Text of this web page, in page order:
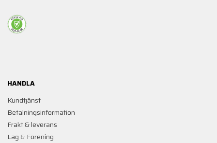
HANDLA
Kundtjänst
Betalningsinformation
Frakt & leverans
Lag & Förening